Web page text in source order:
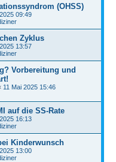
(OHSS)
09:49
Zyklus
13:57
Vorbereitung und
11 Mai 2025 15:46
auf die SS-Rate
16:13
Kinderwunsch
13:00